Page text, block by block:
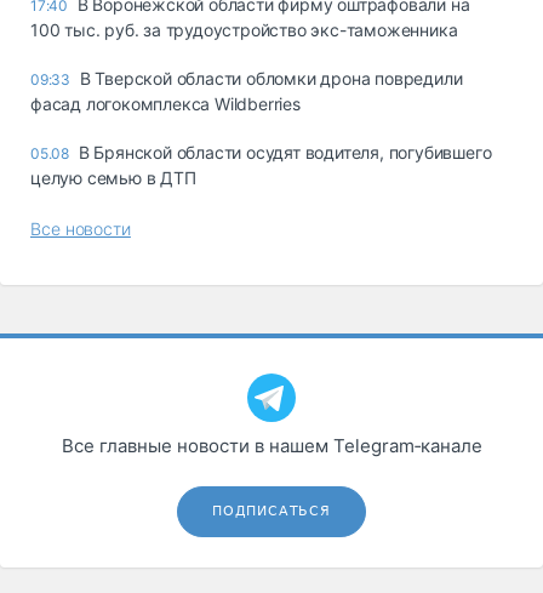
17:40
В Воронежской области фирму оштрафовали на
100 тыс. руб. за трудоустройство экс-таможенника
09:33
В Тверской области обломки дрона повредили
фасад логокомплекса Wildberries
05.08 В Брянской области осудят водителя, погубившего
целую семью в ДТП
Все новости
Все главные новости в нашем Telegram‑канале
ПОДПИСАТЬСЯ